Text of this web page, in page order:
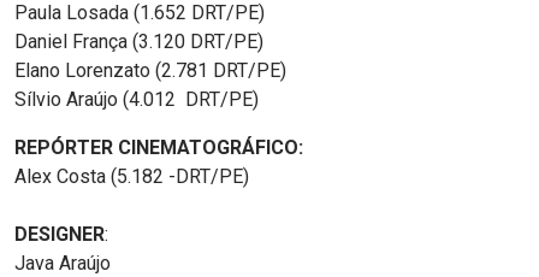
Paula Losada (1.652 DRT/PE)
Daniel França (3.120 DRT/PE)
Elano Lorenzato (2.781 DRT/PE)
Sílvio Araújo (4.012 DRT/PE)
REPÓRTER CINEMATOGRÁFICO:
Alex Costa (5.182 -DRT/PE)
DESIGNER:
Java Araújo